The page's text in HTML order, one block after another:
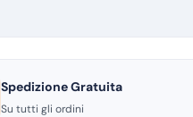
Spedizione Gratuita
Su tutti gli ordini